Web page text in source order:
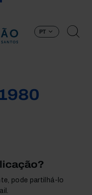
PT
pode partilhá-lo